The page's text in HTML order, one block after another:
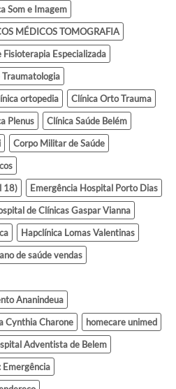
Som e Imagem
MÉDICOS TOMOGRAFIA
Especializada
ortopedia
Clínica Orto Trauma
Plenus
Clínica Saúde Belém
Corpo Militar de Saúde
18)
Emergência Hospital Porto Dias
de Clínicas Gaspar Vianna
Hapclínica Lomas Valentinas
de saúde vendas
Ananindeua
Cynthia Charone
homecare unimed
Adventista de Belem